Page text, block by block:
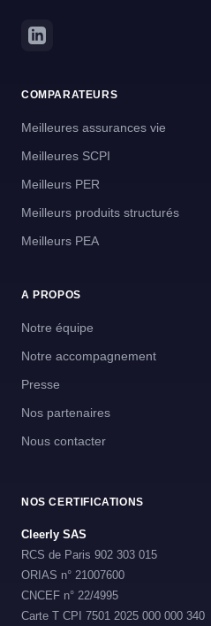
COMPARATEURS
Meilleures assurances vie
Meilleures SCPI
Meilleurs PER
Meilleurs produits structurés
Meilleurs PEA
A PROPOS
Notre équipe
Notre accompagnement
Presse
Nos partenaires
Nous contacter
NOS CERTIFICATIONS
Cleerly SAS
RCS de Paris 902 303 015
ORIAS n° 21007600
CNCEF n° 22/4995
Carte T CPI 7501 2025 000 000 340